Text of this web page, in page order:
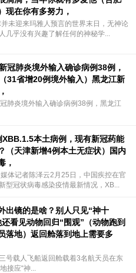
现在你有多努力，
未迎来玛雅人预言的世界末日，无神论
几乎没有兴趣了解任何的神秘学...
冠肺炎境外输入确诊病例38例，
31省增20例境外输入）黑龙江新
肺炎境外输入确诊病例38例，黑龙江
XBB.1.5本土病例，现有新冠药能
（天津新增4例本土无症状）国内
，
体记者陈泽云2月25日，中国疾控在官
型冠状病毒感染疫情最新情况，XB...
出镜的是啥？别人只见“神十
看见动物回归“围观”（动物跑到
落地）返回舱落到地上需要多
号载人飞船返回舱载着3名航天员在东
接应“神...